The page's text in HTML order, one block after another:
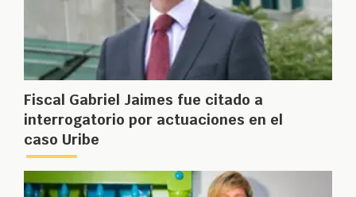
Fiscal Gabriel Jaimes fue citado a
interrogatorio por actuaciones en el
caso Uribe